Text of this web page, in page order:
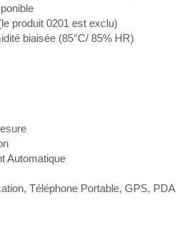
produit 0201 est exclu)
biaisée (85°C/ 85% HR)
Automatique
Téléphone Portable, GPS, PDA